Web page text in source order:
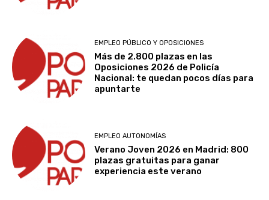
EMPLEO PÚBLICO Y OPOSICIONES
Más de 2.800 plazas en las
Oposiciones 2026 de Policía
Nacional: te quedan pocos días para
apuntarte
EMPLEO AUTONOMÍAS
Verano Joven 2026 en Madrid: 800
plazas gratuitas para ganar
experiencia este verano